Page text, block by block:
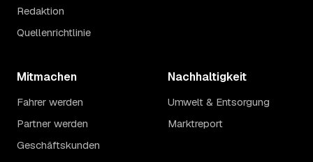
Redaktion
Quellenrichtlinie
Mitmachen
Fahrer werden
Partner werden
Geschäftskunden
Nachhaltigkeit
Umwelt & Entsorgung
Marktreport